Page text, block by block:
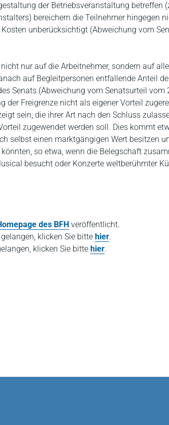
der Betriebsveranstaltung betreffen
bereichern die Teilnehmer hingegen
unberücksichtigt (Abweichung vom
nur auf die Arbeitnehmer, sondern auf
auf Begleitpersonen entfallende Anteil
Senats (Abweichung vom Senatsurteil vom
der Freigrenze nicht als eigener Vorteil
sein, die ihrer Art nach den Schluss
zugewendet werden soll. Dies kommt
selbst einen marktgängigen Wert besitzen
so etwa, wenn die Belegschaft
besucht oder Konzerte weltberühmter
des BFH veröffentlicht.
klicken Sie bitte hier.
klicken Sie bitte hier.